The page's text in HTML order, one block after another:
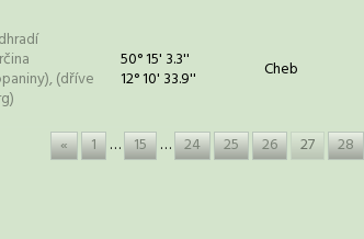
(dříve
50° 15' 3.3''
12° 10' 33.9'' Cheb
« 1 … 15 … 24 25 26 27 28